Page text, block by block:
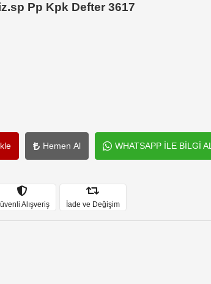
Pp Kpk Defter 3617
Hemen Al WHATSAPP İLE BİLGİ AL
Alışveriş İade ve Değişim